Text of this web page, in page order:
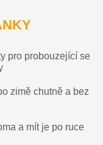
pro probouzející se
zimě chutně a bez
a mít je po ruce